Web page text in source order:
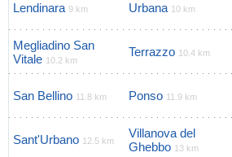
Lendinara 9 km Urbana 10 km
Megliadino San
Vitale 10.2 km
Terrazzo 10.4 km
San Bellino 11.8 km Ponso 11.9 km
Sant'Urbano 12.5 km
Villanova del
Ghebbo 13 km